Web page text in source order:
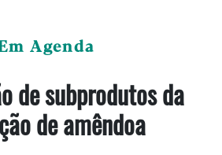
Agenda
de subprodutos da
de amêndoa